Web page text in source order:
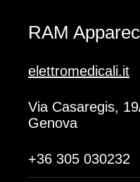
RAM
elettromedicali.it
Via Casaregis,
Genova
+36 305 030232